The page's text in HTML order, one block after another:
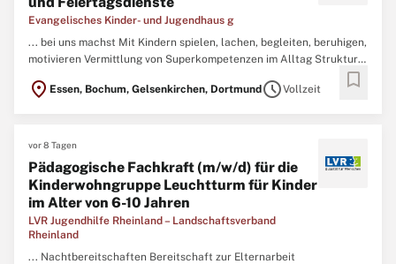
Evangelisches Kinder- und Jugendhaus g
... bei uns machst Mit Kindern spielen, lachen, begleiten, beruhigen,
motivieren Vermittlung von Superkompetenzen im Alltag Struktur
geben – oder spontan sein, wenn der Tag eine andere Idee hat Im
Team arbeiten, das froh ist, dass DU da bist, wenn andere frei haben
location_on Essen, Bochum, Gelsenkirchen, Dortmund scheduleVollzeit bookmark
vor 8 Tagen
Pädagogische Fachkraft (m/w/d) für die
Kinderwohngruppe Leuchtturm für Kinder
im Alter von 6-10 Jahren
LVR Jugendhilfe Rheinland – Landschaftsverband
Rheinland
... Nachtbereitschaften Bereitschaft zur Elternarbeit